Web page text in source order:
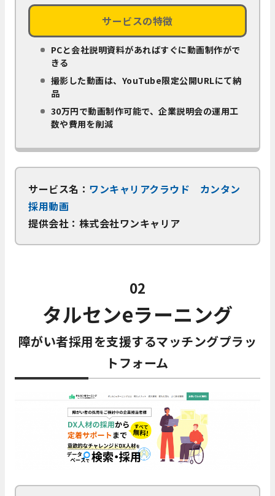
サービスの特徴
PCと会社説明資料があればすぐに動画制作がで
きる
撮影した動画は、YouTube限定公開URLにて納
品
30万円で動画制作可能で、企業説明会の運用工
数や費用を削減
サービス名： ワンキャリアクラウド カンタン
採用動画
提供会社：株式会社ワンキャリア
02
タルセンeラーニング
障がい者採用を支援するマッチングプラッ
トフォーム